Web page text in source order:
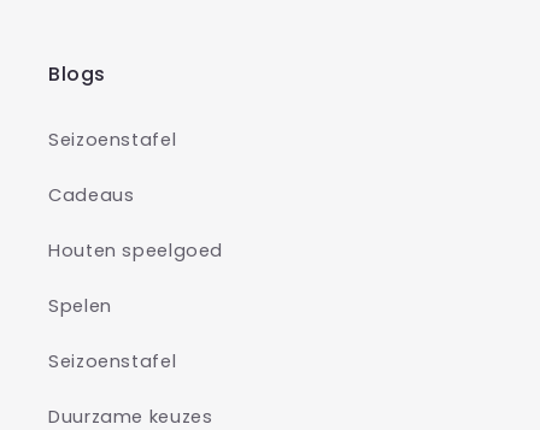
Blogs
Seizoenstafel
Cadeaus
Houten speelgoed
Spelen
Seizoenstafel
Duurzame keuzes